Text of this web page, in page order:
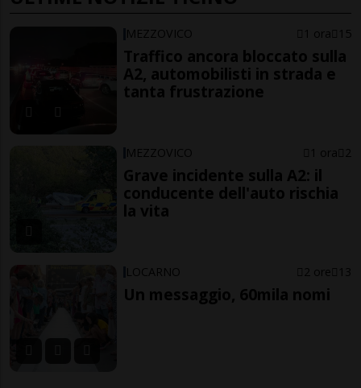
MEZZOVICO 1 ora 15
Traffico ancora bloccato sulla
A2, automobilisti in strada e
tanta frustrazione
MEZZOVICO 1 ora 2
Grave incidente sulla A2: il
conducente dell'auto rischia
la vita
LOCARNO 2 ore 13
Un messaggio, 60mila nomi